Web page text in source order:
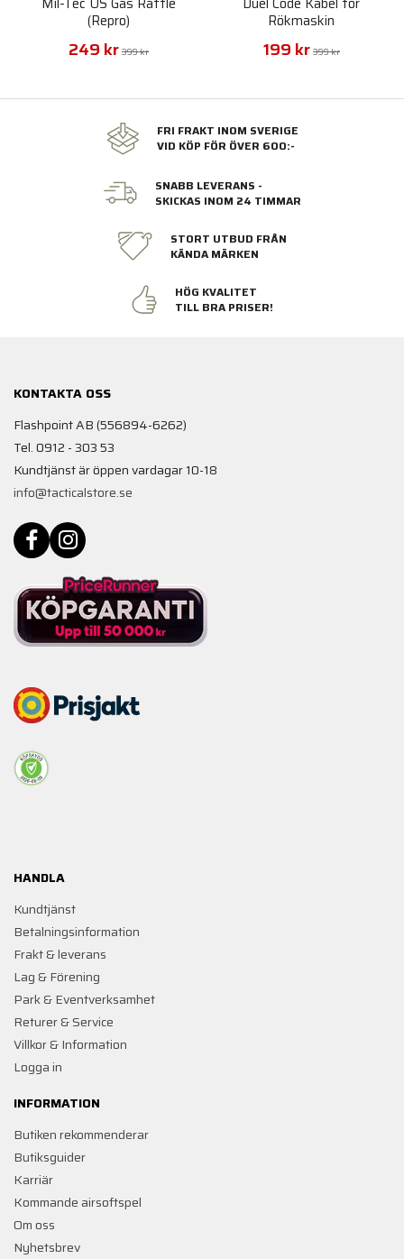
(Repro)
249 kr 399 kr
Rökmaskin
199 kr 399 kr
FRI FRAKT INOM SVERIGE
VID KÖP FÖR ÖVER 600:-
SNABB LEVERANS -
SKICKAS INOM 24 TIMMAR
STORT UTBUD FRÅN
KÄNDA MÄRKEN
HÖG KVALITET
TILL BRA PRISER!
KONTAKTA OSS
Flashpoint AB (556894-6262)
Tel. 0912 - 303 53
Kundtjänst är öppen vardagar 10-18
info@tacticalstore.se
HANDLA
Kundtjänst
Betalningsinformation
Frakt & leverans
Lag & Förening
Park & Eventverksamhet
Returer & Service
Villkor & Information
Logga in
INFORMATION
Butiken rekommenderar
Butiksguider
Karriär
Kommande airsoftspel
Om oss
Nyhetsbrev